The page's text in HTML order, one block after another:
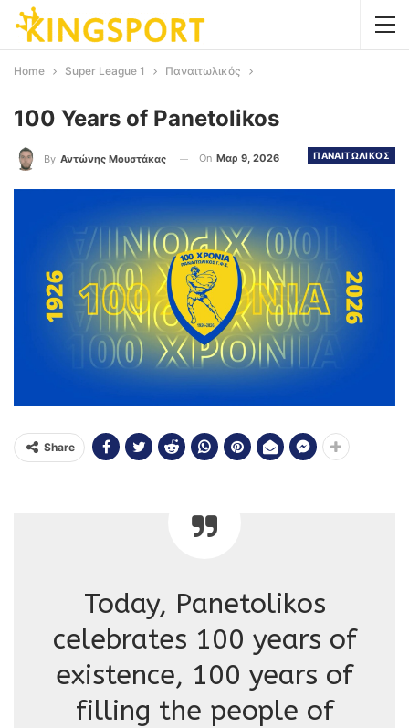
Home Super League 1 Παναιτωλικός
100 Years of Panetolikos
ΠΑΝΑΙΤΩΛΙΚΟΣ
By Αντώνης Μουστάκας On Μαρ 9, 2026
Share
Today, Panetolikos
celebrates 100 years of
existence, 100 years of
filling the people of